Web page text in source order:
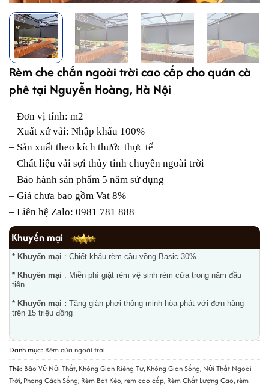
Rèm che chắn ngoài trời cao cấp cho quán cà
phê tại Nguyễn Hoàng, Hà Nội
– Đơn vị tính: m2
– Xuất xứ vải: Nhập khẩu 100%
– Sản xuất theo kích thước thực tế
– Chất liệu vải sợi thủy tinh chuyên ngoài trời
– Bảo hành sản phẩm 5 năm sử dụng
– Giá chưa bao gồm Vat 8%
– Liên hệ Zalo: 0981 781 888
Khuyến mại
* Khuyến mại : Chiết khấu rèm cầu vồng Basic 30%
* Khuyến mại : Miễn phí giặt rèm vệ sinh rèm cửa trong năm đầu
tiên.
* Khuyến mại : Tặng giàn phơi thông minh hòa phát với đơn hàng
trên 15 triệu đồng
Danh mục: Rèm cửa ngoài trời
Thẻ: Bảo Vệ Nội Thất, Không Gian Riêng Tư, Không Gian Sống, Nội Thất Ngoài
Trời, Phong Cách Sống, Rèm Bạt Kéo,rèm cao cấp, Rèm Chất Lượng Cao,rèm